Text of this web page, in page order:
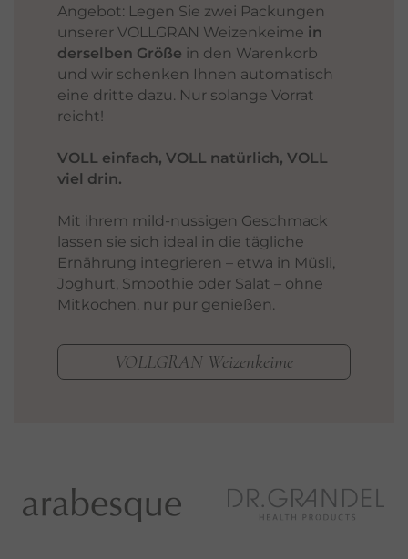
Angebot: Legen Sie zwei Packungen
unserer VOLLGRAN Weizenkeime in
derselben Größe in den Warenkorb
und wir schenken Ihnen automatisch
eine dritte dazu. Nur solange Vorrat
reicht!
VOLL einfach, VOLL natürlich, VOLL
viel drin.
Mit ihrem mild-nussigen Geschmack
lassen sie sich ideal in die tägliche
Ernährung integrieren – etwa in Müsli,
Joghurt, Smoothie oder Salat – ohne
Mitkochen, nur pur genießen.
VOLLGRAN Weizenkeime